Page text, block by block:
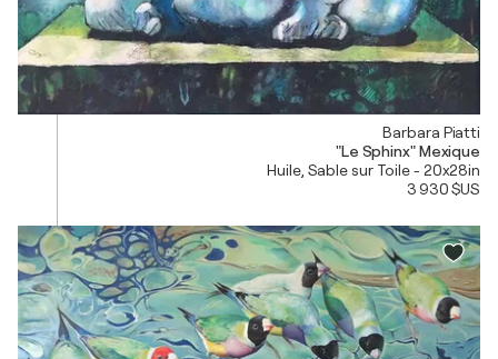
Barbara Piatti
"Le Sphinx" Mexique
Huile, Sable sur Toile - 20x28in
3 930 $US